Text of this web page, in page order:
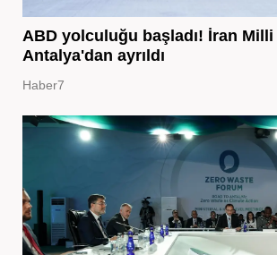
ABD yolculuğu başladı! İran Milli
Antalya'dan ayrıldı
Haber7